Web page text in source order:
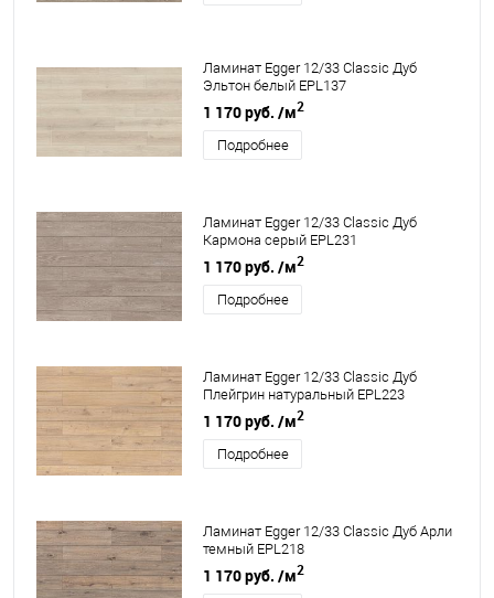
Ламинат Egger 12/33 Classic Дуб
Эльтон белый EPL137
1 170 руб. /м2
Подробнее
Ламинат Egger 12/33 Classic Дуб
Кармона серый EPL231
1 170 руб. /м2
Подробнее
Ламинат Egger 12/33 Classic Дуб
Плейгрин натуральный EPL223
1 170 руб. /м2
Подробнее
Ламинат Egger 12/33 Classic Дуб Арли
темный EPL218
1 170 руб. /м2